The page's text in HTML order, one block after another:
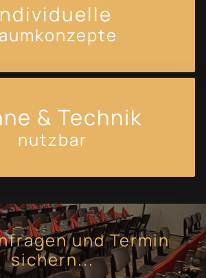
& Technik
nutzbar
und Termin
sichern...